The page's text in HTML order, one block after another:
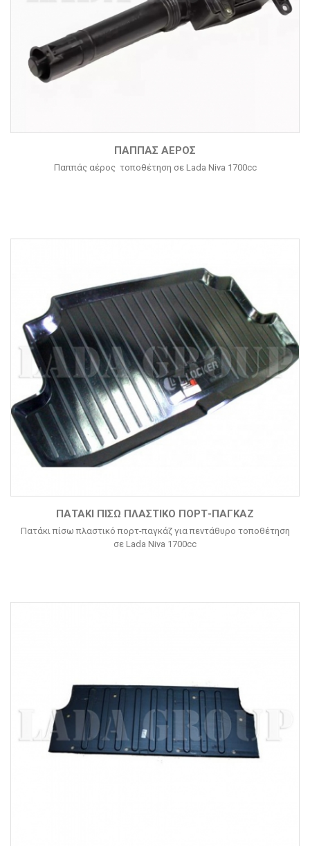
ΠΑΠΠΆΣ ΑΈΡΟΣ
Παππάς αέρος τοποθέτηση σε Lada Niva 1700cc
ΠΑΤΆΚΙ ΠΊΣΩ ΠΛΑΣΤΙΚΌ ΠΟΡΤ-ΠΑΓΚΆΖ
Πατάκι πίσω πλαστικό πορτ-παγκάζ για πεντάθυρο τοποθέτηση
σε Lada Niva 1700cc